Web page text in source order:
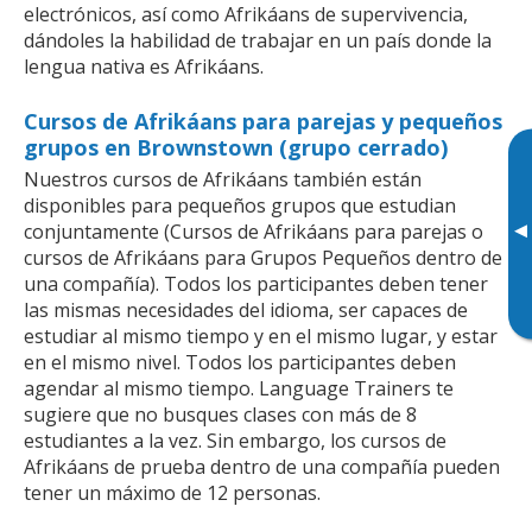
▸
electrónicos, así como Afrikáans de supervivencia,
dándoles la habilidad de trabajar en un país donde la
lengua nativa es Afrikáans.
Cursos de Afrikáans para parejas y pequeños
grupos en Brownstown (grupo cerrado)
Nuestros cursos de Afrikáans también están
disponibles para pequeños grupos que estudian
conjuntamente (Cursos de Afrikáans para parejas o
cursos de Afrikáans para Grupos Pequeños dentro de
una compañía). Todos los participantes deben tener
las mismas necesidades del idioma, ser capaces de
estudiar al mismo tiempo y en el mismo lugar, y estar
en el mismo nivel. Todos los participantes deben
agendar al mismo tiempo. Language Trainers te
sugiere que no busques clases con más de 8
estudiantes a la vez. Sin embargo, los cursos de
Afrikáans de prueba dentro de una compañía pueden
tener un máximo de 12 personas.